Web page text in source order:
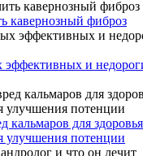
кавернозный фиброз
и
кальмаров для
улучшения потенции